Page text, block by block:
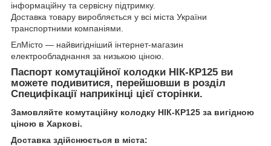
інформаційну та сервісну підтримку.
Доставка товару виробляється у всі міста України
транспортними компаніями.
ЕлМісто — найвигідніший інтернет-магазин
електрообладнання за низькою ціною.
Паспорт комутаційної колодки НІК-КР125 ви
можете подивитися, перейшовши в розділ
Специфікації наприкінці цієї сторінки.
Замовляйте комутаційну колодку НІК-КР125 за вигідною
ціною в Харкові.
Доставка здійснюється в міста: